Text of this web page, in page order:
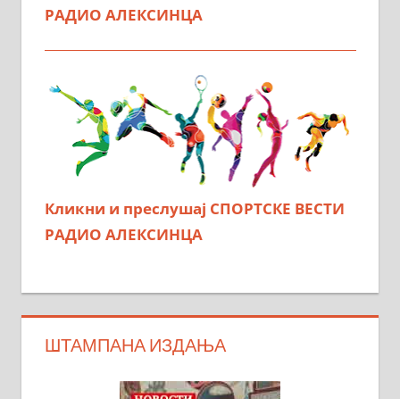
РАДИО АЛЕКСИНЦА
Кликни и преслушај СПОРТСКЕ ВЕСТИ
РАДИО АЛЕКСИНЦА
ШТАМПАНА ИЗДАЊА